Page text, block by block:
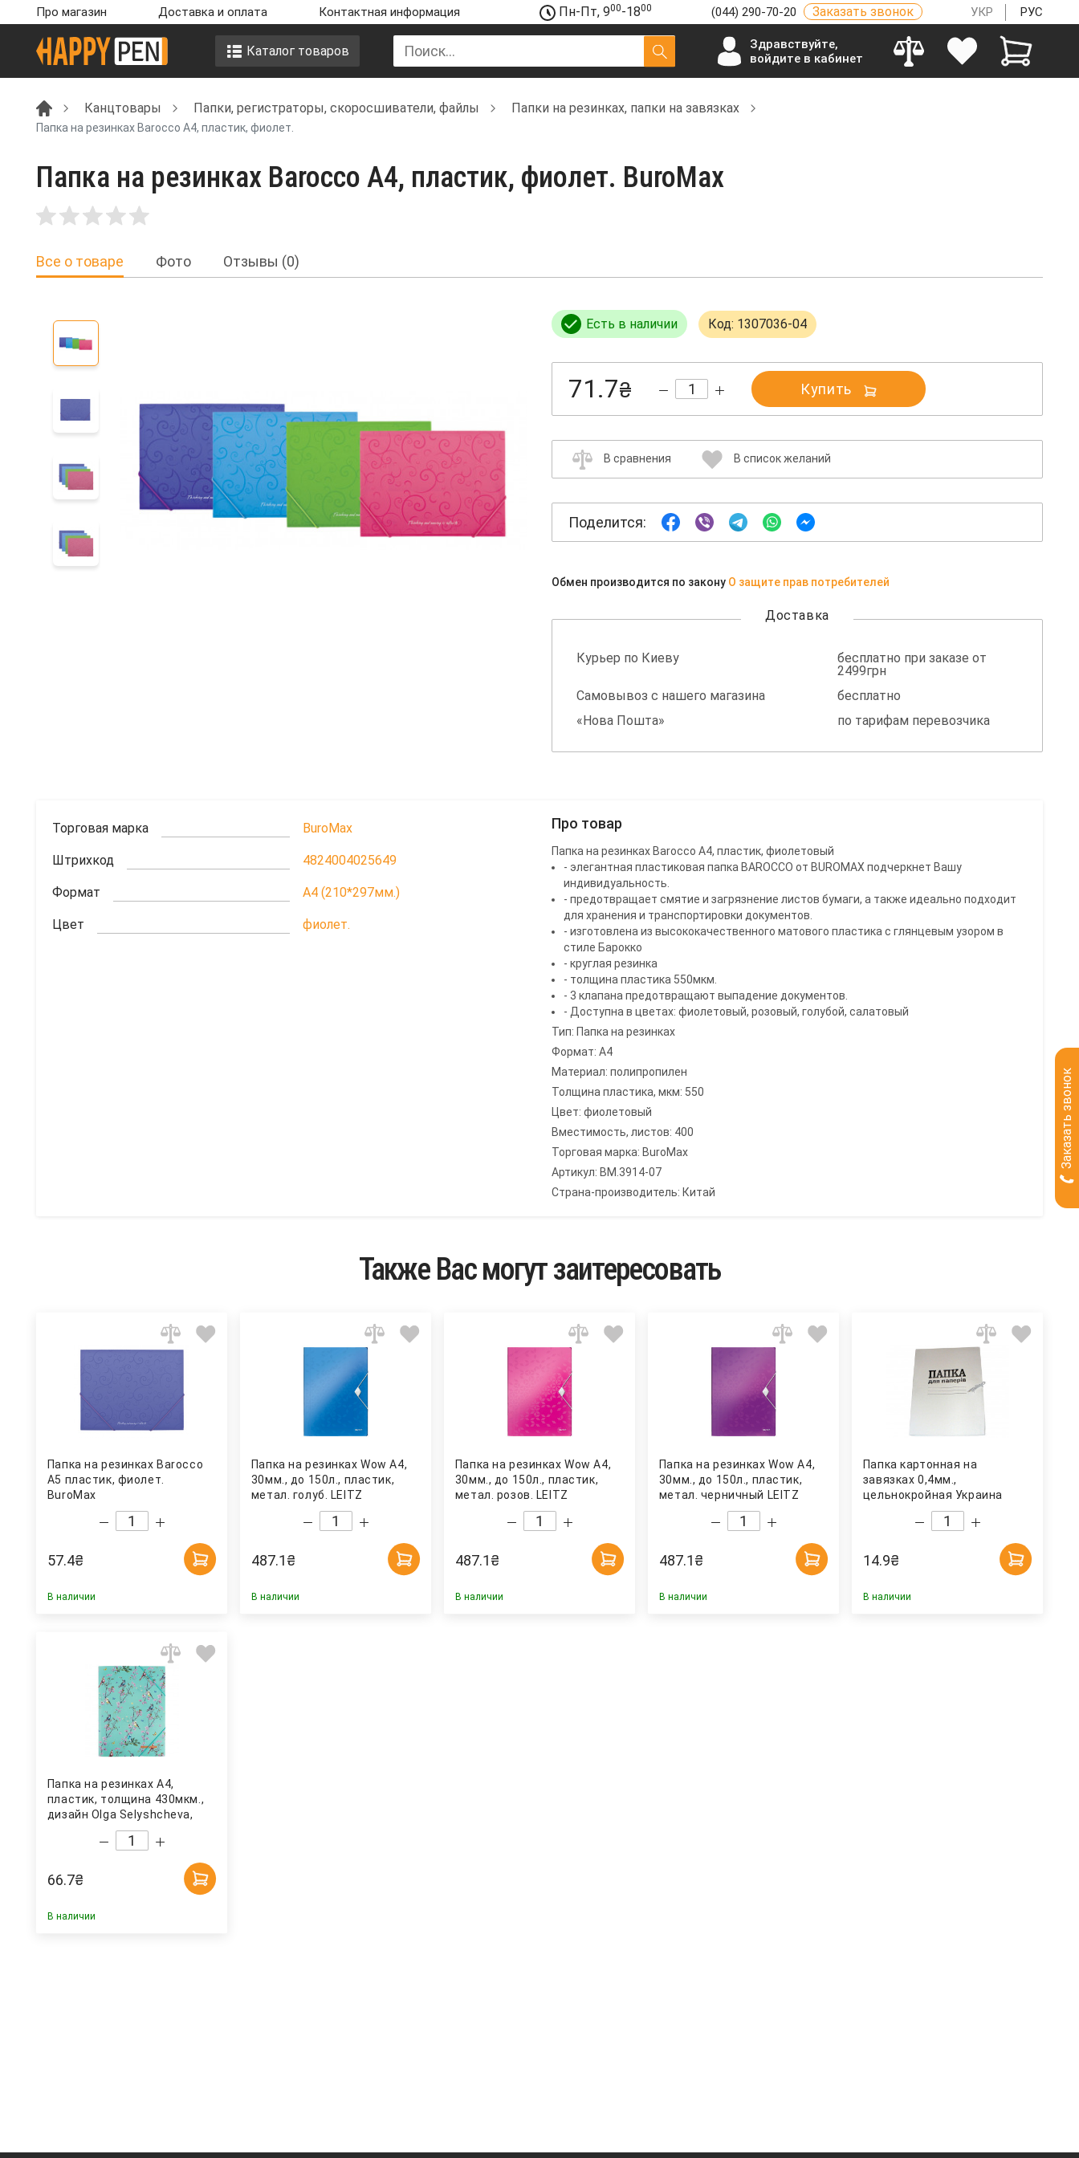
Про магазин Доставка и оплата Контактная информация Пн-Пт, 900-1800 (044) 290-70-20 Заказать звонок УКР РУС
Каталог товаров
Здравствуйте,
войдите в кабинет
Канцтовары Папки, регистраторы, скоросшиватели, файлы Папки на резинках, папки на завязках
Папка на резинках Barocco А4, пластик, фиолет.
Папка на резинках Barocco А4, пластик, фиолет. BuroMax
Все о товаре Фото Отзывы (0)
Есть в наличии Код: 1307036-04
71.7₴ Купить
В сравнения В список желаний
Поделится:
Обмен производится по закону О защите прав потребителей
Доставка
Курьер по Киеву
бесплатно при заказе от
2499грн
Самовывоз с нашего магазина
бесплатно
«Нова Пошта»
по тарифам перевозчика
Торговая марка BuroMax
Штрихкод 4824004025649
Формат A4 (210*297мм.)
Цвет фиолет.
Про товар
Папка на резинках Barocco А4, пластик, фиолетовый
- элегантная пластиковая папка BAROCCO от BUROMAX подчеркнет Вашу
индивидуальность.
- предотвращает смятие и загрязнение листов бумаги, а также идеально подходит
для хранения и транспортировки документов.
- изготовлена из высококачественного матового пластика с глянцевым узором в
стиле Барокко
- круглая резинка
- толщина пластика 550мкм.
- 3 клапана предотвращают выпадение документов.
- Доступна в цветах: фиолетовый, розовый, голубой, салатовый
Тип: Папка на резинках
Формат: А4
Материал: полипропилен
Толщина пластика, мкм: 550
Цвет: фиолетовый
Вместимость, листов: 400
Торговая марка: BuroMax
Артикул: BM.3914-07
Страна-производитель: Китай
Также Вас могут заитересовать
Папка на резинках Barocco
А5 пластик, фиолет.
BuroMax
57.4₴
В наличии
Папка на резинках Wow А4,
30мм., до 150л., пластик,
метал. голуб. LEITZ
487.1₴
В наличии
Папка на резинках Wow А4,
30мм., до 150л., пластик,
метал. розов. LEITZ
487.1₴
В наличии
Папка на резинках Wow А4,
30мм., до 150л., пластик,
метал. черничный LEITZ
487.1₴
В наличии
Папка картонная на
завязках 0,4мм.,
цельнокройная Украина
14.9₴
В наличии
Папка на резинках А4,
пластик, толщина 430мкм.,
дизайн Olga Selyshcheva,
коллекция Spring, бирюз.
66.7₴
В наличии
Заказать звонок